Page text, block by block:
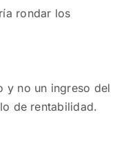
rondar los
y no un ingreso del
de rentabilidad.